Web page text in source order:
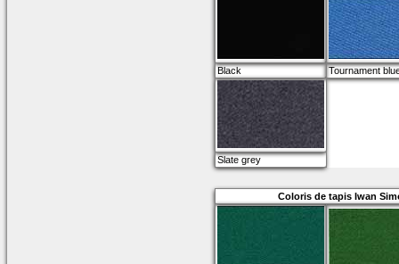
Black Tournament
Slate grey
Coloris de tapis Iwan